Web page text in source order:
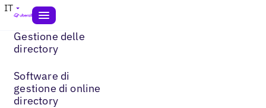
IT
Gestione delle
directory
Software di
gestione di online
directory